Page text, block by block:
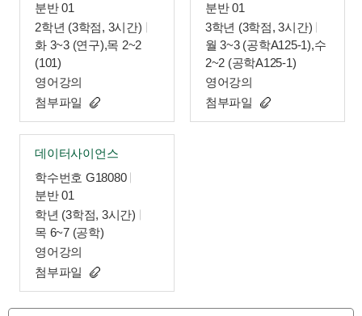
분반 01
2학년 (3학점, 3시간)
화 3~3 (연구),목 2~2
(101)
영어강의
첨부파일
분반 01
3학년 (3학점, 3시간)
월 3~3 (공학A125-1),수
2~2 (공학A125-1)
영어강의
첨부파일
데이터사이언스
학수번호 G18080
분반 01
학년 (3학점, 3시간)
목 6~7 (공학)
영어강의
첨부파일